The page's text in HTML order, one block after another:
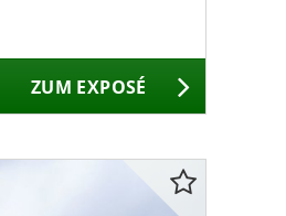
ZUM EXPOSÉ